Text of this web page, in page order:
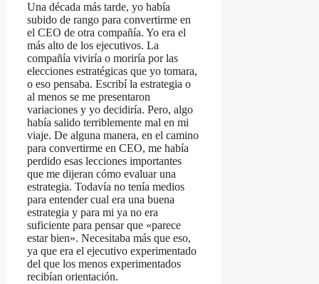
Una década más tarde, yo había
subido de rango para convertirme en
el CEO de otra compañía. Yo era el
más alto de los ejecutivos. La
compañía viviría o moriría por las
elecciones estratégicas que yo tomara,
o eso pensaba. Escribí la estrategia o
al menos se me presentaron
variaciones y yo decidiría. Pero, algo
había salido terriblemente mal en mi
viaje. De alguna manera, en el camino
para convertirme en CEO, me había
perdido esas lecciones importantes
que me dijeran cómo evaluar una
estrategia. Todavía no tenía medios
para entender cual era una buena
estrategia y para mi ya no era
suficiente para pensar que «parece
estar bien». Necesitaba más que eso,
ya que era el ejecutivo experimentado
del que los menos experimentados
recibían orientación.